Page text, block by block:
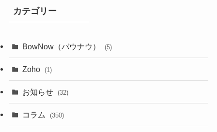
カテゴリー
BowNow（バウナウ） (5)
Zoho (1)
お知らせ (32)
コラム (350)